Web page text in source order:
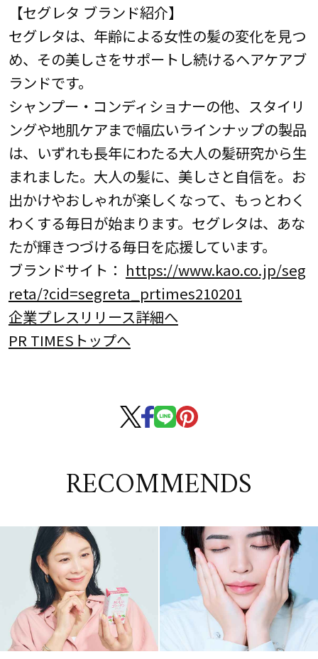
【セグレタ ブランド紹介】
セグレタは、年齢による女性の髪の変化を見つ
め、その美しさをサポートし続けるヘアケアブ
ランドです。
シャンプー・コンディショナーの他、スタイリ
ングや地肌ケアまで幅広いラインナップの製品
は、いずれも長年にわたる大人の髪研究から生
まれました。大人の髪に、美しさと自信を。お
出かけやおしゃれが楽しくなって、もっとわく
わくする毎日が始まります。セグレタは、あな
たが輝きつづける毎日を応援しています。
ブランドサイト： https://www.kao.co.jp/seg
reta/?cid=segreta_prtimes210201
企業プレスリリース詳細へ
PR TIMESトップへ
RECOMMENDS